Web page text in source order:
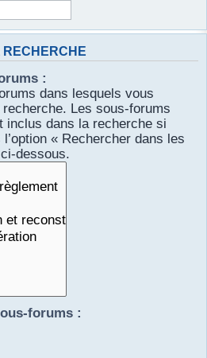
RECHERCHE
:
dans lesquels vous
Les sous-forums
inclus dans la recherche si
« Rechercher dans les
dessous.
forums :